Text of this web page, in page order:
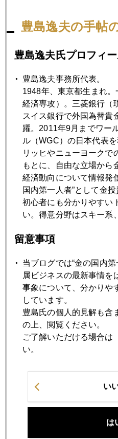
2007年04月27日
2007年04月26日
ＮＹダウ１３０００突破の影響
2007年04月25日
構造要因のボディーブロー
2007年04月20日
上海発連鎖安のデジャビュ
2007年04月17日
2007年04月16日
円安、ドル安、勝ち組はユー
2007年04月13日
ＮＹ連銀地下金庫の金塊見学
世界連鎖株安前の水準回復
2007年04月10日
2007年金価格下落シナリオ-ア
豊島逸夫の手帖
豊島逸夫氏プロフィ
豊島逸夫事務所代表。
1948年、東京都生まれ
経済専攻）。三菱銀行（
スイス銀行で外国為替貴
躍。2011年9月までワー
ル（WGC）の日本代表
リッヒやニューヨークで
もとに、自由な立場から
経済動向について情報発
国内第一人者”として金
初心者にも分かりやすい
い。得意分野はスキー系
留意事項
当ブログでは“金の国内
属ビジネスの最新事情を
事象について、分かりや
しています。
豊島氏の個人的見解も含
の上、閲覧ください。
ご了解いただける場合は
い。
い
は